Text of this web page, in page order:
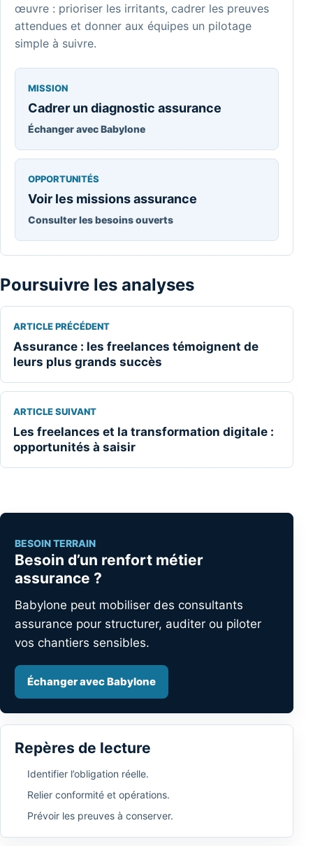
œuvre : prioriser les irritants, cadrer les preuves
attendues et donner aux équipes un pilotage
simple à suivre.
MISSION
Cadrer un diagnostic assurance
Échanger avec Babylone
OPPORTUNITÉS
Voir les missions assurance
Consulter les besoins ouverts
Poursuivre les analyses
ARTICLE PRÉCÉDENT
Assurance : les freelances témoignent de
leurs plus grands succès
ARTICLE SUIVANT
Les freelances et la transformation digitale :
opportunités à saisir
BESOIN TERRAIN
Besoin d’un renfort métier
assurance ?
Babylone peut mobiliser des consultants
assurance pour structurer, auditer ou piloter
vos chantiers sensibles.
Échanger avec Babylone
Repères de lecture
Identifier l’obligation réelle.
Relier conformité et opérations.
Prévoir les preuves à conserver.